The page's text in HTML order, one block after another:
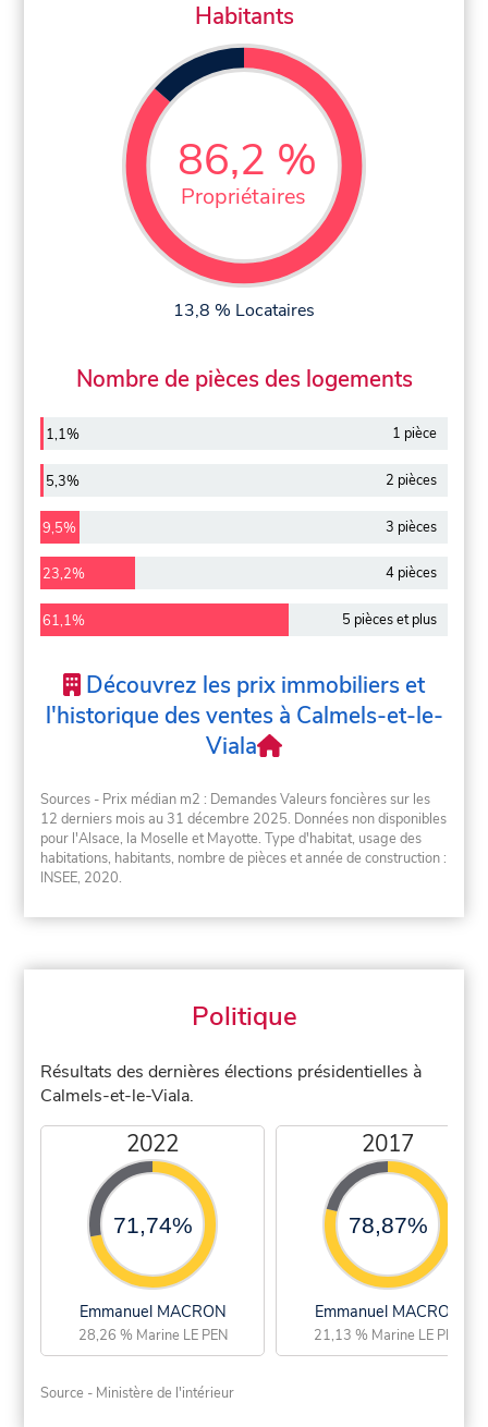
Habitants
86,2 %
Propriétaires
13,8 % Locataires
Nombre de pièces des logements
1,1% 1 pièce
5,3% 2 pièces
9,5% 3 pièces
23,2% 4 pièces
61,1% 5 pièces et plus
Découvrez les prix immobiliers et
l'historique des ventes à Calmels-et-le-
Viala
Sources - Prix médian m2 : Demandes Valeurs foncières sur les
12 derniers mois au 31 décembre 2025. Données non disponibles
pour l'Alsace, la Moselle et Mayotte. Type d'habitat, usage des
habitations, habitants, nombre de pièces et année de construction :
INSEE, 2020.
Politique
Résultats des dernières élections présidentielles à
Calmels-et-le-Viala.
2022
71,74%
Emmanuel MACRON
28,26 % Marine LE PEN
2017
78,87%
Emmanuel MACRON
21,13 % Marine LE PEN
Source - Ministère de l'intérieur